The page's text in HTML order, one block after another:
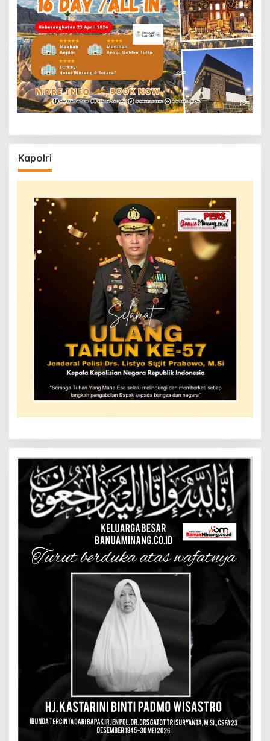
Kapolri